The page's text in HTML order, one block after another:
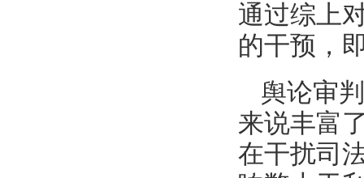
通过综上
的干预，
舆论审
来说丰富
在干扰司